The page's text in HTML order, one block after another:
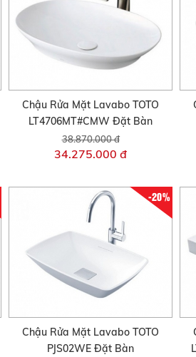
Chậu Rửa Mặt Lavabo TOTO
LT4706MT#CMW Đặt Bàn
38.870.000 đ
34.275.000 đ
-20%
Chậu Rửa Mặt Lavabo TOTO
PJS02WE Đặt Bàn